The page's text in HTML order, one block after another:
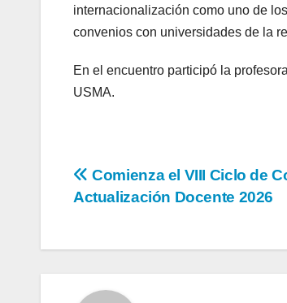
internacionalización como uno de
convenios con universidades de la
En el encuentro participó la
USMA.
Comienza el VIII Ciclo de
Actualización Docente 2026